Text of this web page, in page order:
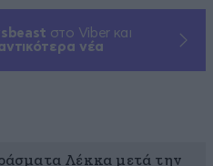
στο Viber και
νέα
Λέκκα μετά την